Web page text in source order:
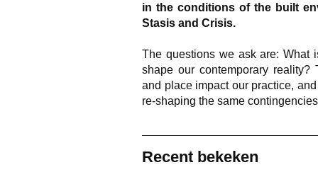
in the conditions of the built
Stasis and Crisis.
The questions we ask are: What
shape our contemporary
and place impact our practice,
re-shaping the same
Recent bekeken